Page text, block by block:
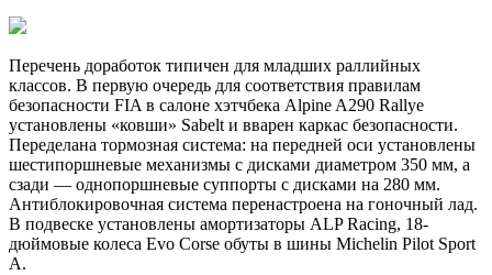
Перечень доработок типичен для младших раллийных
классов. В первую очередь для соответствия правилам
безопасности FIA в салоне хэтчбека Alpine A290 Rallye
установлены «ковши» Sabelt и вварен каркас безопасности.
Переделана тормозная система: на передней оси установлены
шестипоршневые механизмы с дисками диаметром 350 мм, а
сзади — однопоршневые суппорты с дисками на 280 мм.
Антиблокировочная система перенастроена на гоночный лад.
В подвеске установлены амортизаторы ALP Racing, 18-
дюймовые колеса Evo Corse обуты в шины Michelin Pilot Sport
A.